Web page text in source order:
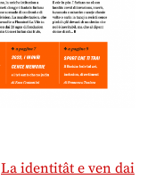
La identitât e ven dai